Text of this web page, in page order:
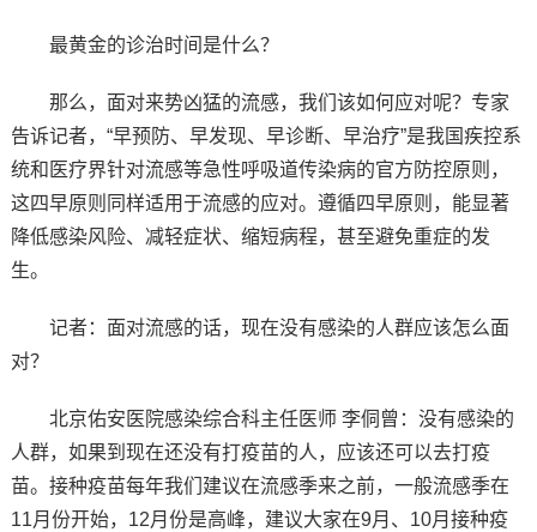
最黄金的诊治时间是什么？
那么，面对来势凶猛的流感，我们该如何应对呢？专家
告诉记者，“早预防、早发现、早诊断、早治疗”是我国疾控系
统和医疗界针对流感等急性呼吸道传染病的官方防控原则，
这四早原则同样适用于流感的应对。遵循四早原则，能显著
降低感染风险、减轻症状、缩短病程，甚至避免重症的发
生。
记者：面对流感的话，现在没有感染的人群应该怎么面
对？
北京佑安医院感染综合科主任医师 李侗曾：没有感染的
人群，如果到现在还没有打疫苗的人，应该还可以去打疫
苗。接种疫苗每年我们建议在流感季来之前，一般流感季在
11月份开始，12月份是高峰，建议大家在9月、10月接种疫